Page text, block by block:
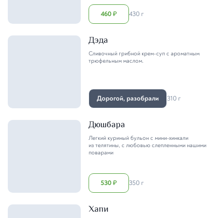
460₽ 430 г
Дэда
Сливочный грибной крем-суп с ароматным
трюфельным маслом.
Дорогой, разобрали 310 г
Дюшбара
Легкий куриный бульон с мини-хинкали
из телятины, с любовью слепленными нашими
поварами
530₽ 350 г
Хапи